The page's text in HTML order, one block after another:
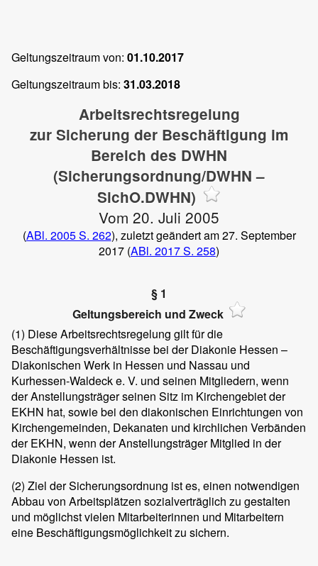
Geltungszeitraum von: 01.10.2017
Geltungszeitraum bis: 31.03.2018
Arbeitsrechtsregelung
zur Sicherung der Beschäftigung im
Bereich des DWHN
(Sicherungsordnung/DWHN –
SichO.DWHN)
Vom 20. Juli 2005
(ABl. 2005 S. 262), zuletzt geändert am 27. September
2017 (ABl. 2017 S. 258)
§ 1
Geltungsbereich und Zweck
(1) Diese Arbeitsrechtsregelung gilt für die
Beschäftigungsverhältnisse bei der Diakonie Hessen –
Diakonischen Werk in Hessen und Nassau und
Kurhessen-Waldeck e. V. und seinen Mitgliedern, wenn
der Anstellungsträger seinen Sitz im Kirchengebiet der
EKHN hat, sowie bei den diakonischen Einrichtungen von
Kirchengemeinden, Dekanaten und kirchlichen Verbänden
der EKHN, wenn der Anstellungsträger Mitglied in der
Diakonie Hessen ist.
(2) Ziel der Sicherungsordnung ist es, einen notwendigen
Abbau von Arbeitsplätzen sozialverträglich zu gestalten
und möglichst vielen Mitarbeiterinnen und Mitarbeitern
eine Beschäftigungsmöglichkeit zu sichern.